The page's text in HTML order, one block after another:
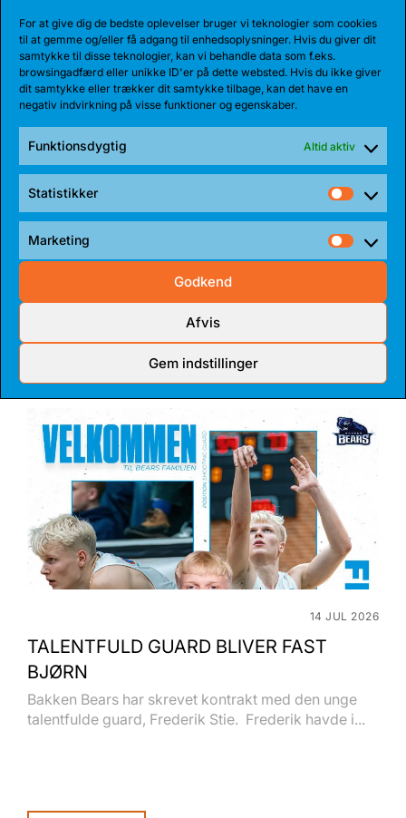
For at give dig de bedste oplevelser bruger vi teknologier som cookies
til at gemme og/eller få adgang til enhedsoplysninger. Hvis du giver dit
samtykke til disse teknologier, kan vi behandle data som f.eks.
browsingadfærd eller unikke ID'er på dette websted. Hvis du ikke giver
dit samtykke eller trækker dit samtykke tilbage, kan det have en
negativ indvirkning på visse funktioner og egenskaber.
Funktionsdygtig Altid aktiv
Statistikker
Marketing
Godkend
Afvis
Gem indstillinger
17 JUL 2026
Anton Katholm har skrevet under med Bakken Bears
for endnu en sæson. Sidste sæson havde...
14 JUL 2026
TALENTFULD GUARD BLIVER FAST
BJØRN
Bakken Bears har skrevet kontrakt med den unge
talentfulde guard, Frederik Stie. Frederik havde i...